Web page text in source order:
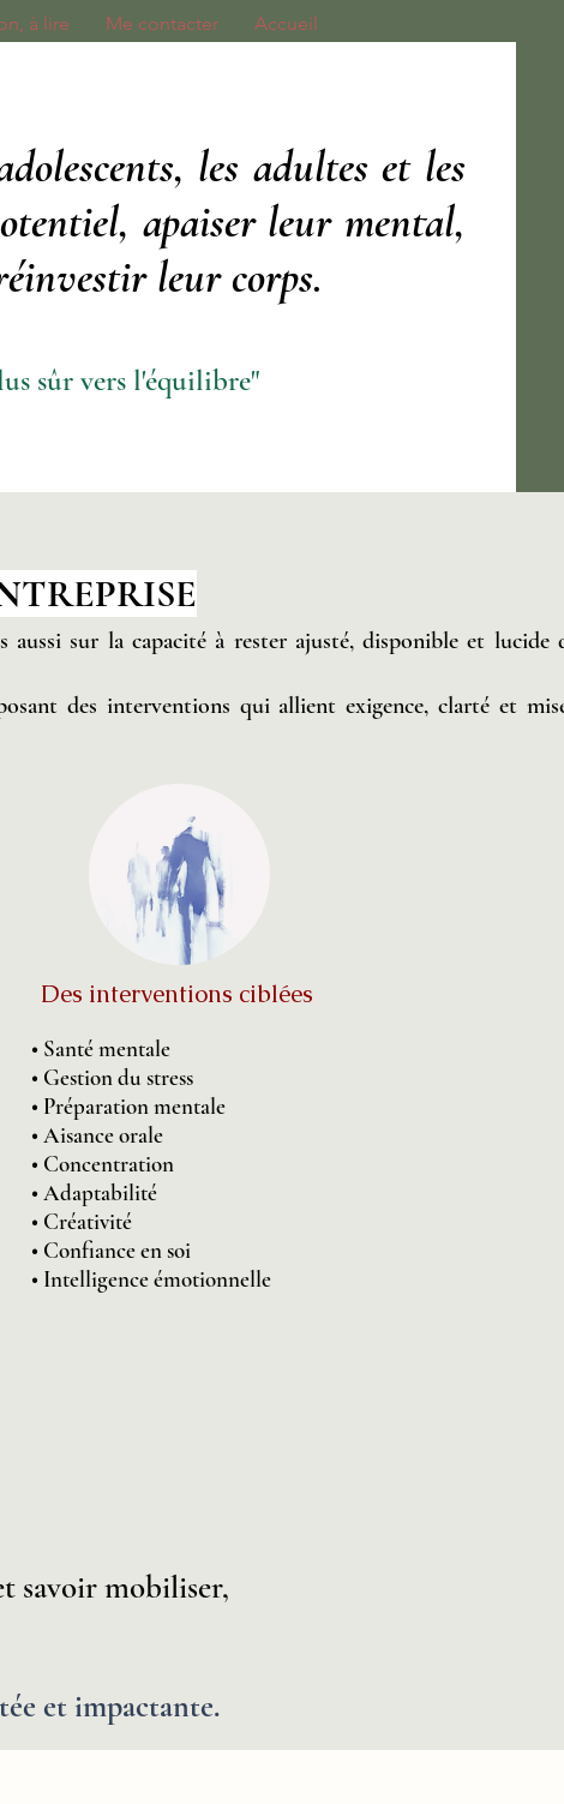
les adultes et les
apaiser leur mental,
leur corps.
sûr vers l'équilibre"
Accueil
Me contacter
à lire ...
aussi sur la capacité à rester ajusté, disponible et lucide
des interventions qui allient exigence, clarté et
Des interventions ciblées
• Santé mentale
• Gestion du stress
• Préparation mentale
• Aisance orale
• Concentration
• Adaptabilité
• Créativité
• Confiance en soi
• Intelligence émotionnelle
savoir mobiliser,
et impactante.